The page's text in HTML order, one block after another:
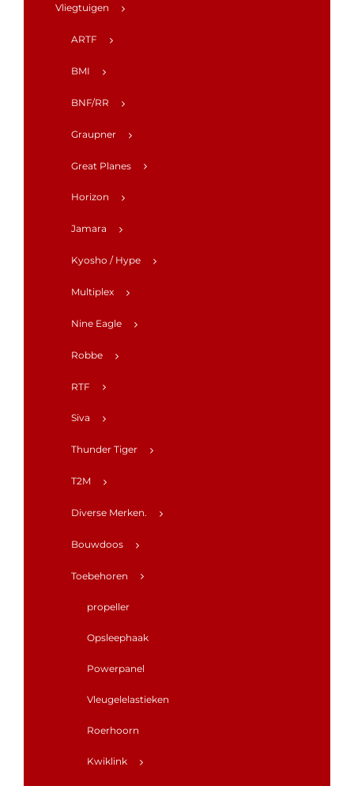
Vliegtuigen
ARTF
BMI
BNF/RR
Graupner
Great Planes
Horizon
Jamara
Kyosho / Hype
Multiplex
Nine Eagle
Robbe
RTF
Siva
Thunder Tiger
T2M
Diverse Merken.
Bouwdoos
Toebehoren
propeller
Opsleephaak
Powerpanel
Vleugelelastieken
Roerhoorn
Kwiklink